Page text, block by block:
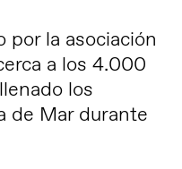
por la asociación
a los 4.000
los
de Mar durante